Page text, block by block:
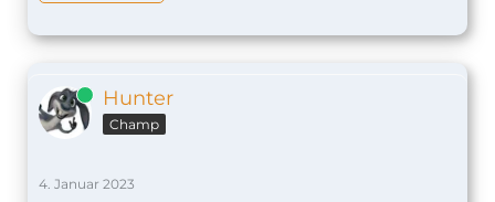
Online Hunter
Champ
4. Januar 2023